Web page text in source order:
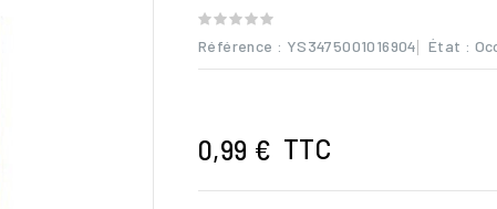
Référence : YS3475001016904 État :
0,99 € TTC